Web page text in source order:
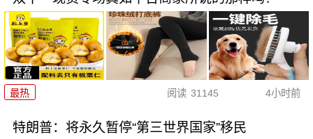
最热 阅读 31145 4小时前
特朗普：将永久暂停“第三世界国家”移民